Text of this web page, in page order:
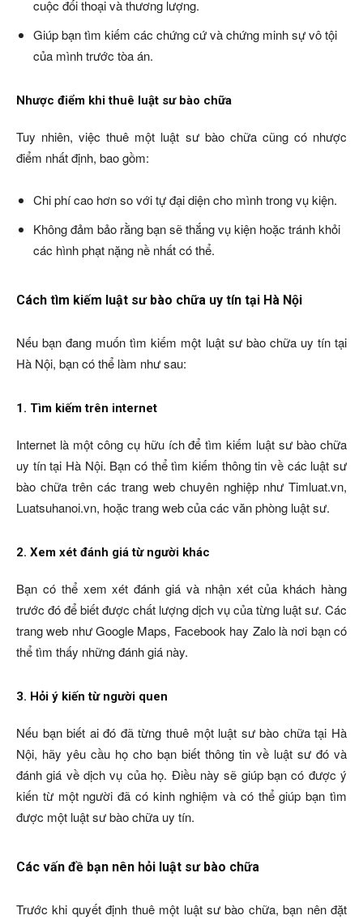
cuộc đối thoại và thương lượng.
Giúp bạn tìm kiếm các chứng cứ và chứng minh sự vô tội
của mình trước tòa án.
Nhược điểm khi thuê luật sư bào chữa
Tuy nhiên, việc thuê một luật sư bào chữa cũng có nhược
điểm nhất định, bao gồm:
Chi phí cao hơn so với tự đại diện cho mình trong vụ kiện.
Không đảm bảo rằng bạn sẽ thắng vụ kiện hoặc tránh khỏi
các hình phạt nặng nề nhất có thể.
Cách tìm kiếm luật sư bào chữa uy tín tại Hà Nội
Nếu bạn đang muốn tìm kiếm một luật sư bào chữa uy tín tại
Hà Nội, bạn có thể làm như sau:
1. Tìm kiếm trên internet
Internet là một công cụ hữu ích để tìm kiếm luật sư bào chữa
uy tín tại Hà Nội. Bạn có thể tìm kiếm thông tin về các luật sư
bào chữa trên các trang web chuyên nghiệp như Timluat.vn,
Luatsuhanoi.vn, hoặc trang web của các văn phòng luật sư.
2. Xem xét đánh giá từ người khác
Bạn có thể xem xét đánh giá và nhận xét của khách hàng
trước đó để biết được chất lượng dịch vụ của từng luật sư. Các
trang web như Google Maps, Facebook hay Zalo là nơi bạn có
thể tìm thấy những đánh giá này.
3. Hỏi ý kiến từ người quen
Nếu bạn biết ai đó đã từng thuê một luật sư bào chữa tại Hà
Nội, hãy yêu cầu họ cho bạn biết thông tin về luật sư đó và
đánh giá về dịch vụ của họ. Điều này sẽ giúp bạn có được ý
kiến ​​từ một người đã có kinh nghiệm và có thể giúp bạn tìm
được một luật sư bào chữa uy tín.
Các vấn đề bạn nên hỏi luật sư bào chữa
Trước khi quyết định thuê một luật sư bào chữa, bạn nên đặt